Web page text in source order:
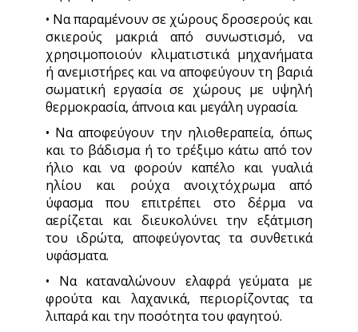
• Να παραμένουν σε χώρους δροσερούς και
σκιερούς μακριά από συνωστισμό, να
χρησιμοποιούν κλιματιστικά μηχανήματα
ή ανεμιστήρες και να αποφεύγουν τη βαριά
σωματική εργασία σε χώρους με υψηλή
θερμοκρασία, άπνοια και μεγάλη υγρασία.
• Να αποφεύγουν την ηλιοθεραπεία, όπως
και το βάδισμα ή το τρέξιμο κάτω από τον
ήλιο και να φορούν καπέλο και γυαλιά
ηλίου και ρούχα ανοιχτόχρωμα από
ύφασμα που επιτρέπει στο δέρμα να
αερίζεται και διευκολύνει την εξάτμιση
του ιδρώτα, αποφεύγοντας τα συνθετικά
υφάσματα.
• Να καταναλώνουν ελαφρά γεύματα με
φρούτα και λαχανικά, περιορίζοντας τα
λιπαρά και την ποσότητα του φαγητού.